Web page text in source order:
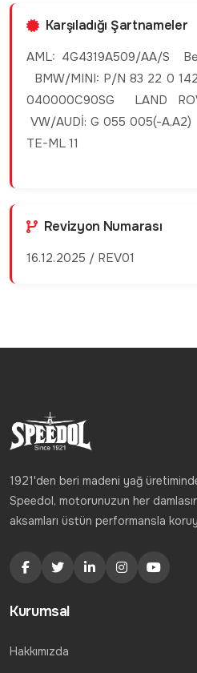
Karşıladığı Şartnameler
AML: 4G4319A509/AA/S
BMW/MINI: P/N 83 22 0
040000C90SG LAND
VW/AUDİ: G 055 005(-
TE-ML 11
Revizyon Numarası
16.12.2025 / REV01
1921'den beri madeni yağ
Speedol, motorunuzun her
aksamları üstün performansla
Kurumsal
Hakkımızda